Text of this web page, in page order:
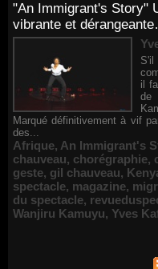
"An Immigrant's Story"
vibrante et
il
de
Marqué définitivement à vif
des...
Afrique, An Immigrant's
chauveau, chorégraphie,
geste, gil chauveau,
spectacle, magazine,
du spectacle,
Wanjiru Kamuyu, Yves